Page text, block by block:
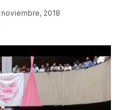
noviembre, 2018